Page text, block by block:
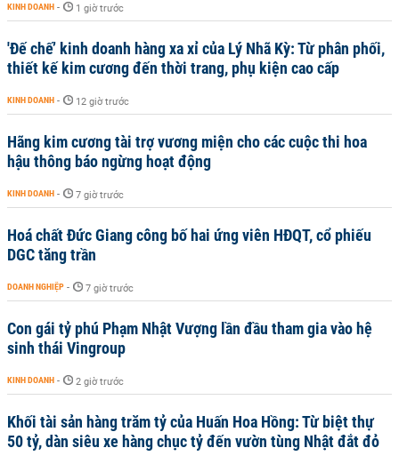
KINH DOANH - 1 giờ trước
'Đế chế’ kinh doanh hàng xa xỉ của Lý Nhã Kỳ: Từ phân phối,
thiết kế kim cương đến thời trang, phụ kiện cao cấp
KINH DOANH - 12 giờ trước
Hãng kim cương tài trợ vương miện cho các cuộc thi hoa
hậu thông báo ngừng hoạt động
KINH DOANH - 7 giờ trước
Hoá chất Đức Giang công bố hai ứng viên HĐQT, cổ phiếu
DGC tăng trần
DOANH NGHIỆP - 7 giờ trước
Con gái tỷ phú Phạm Nhật Vượng lần đầu tham gia vào hệ
sinh thái Vingroup
KINH DOANH - 2 giờ trước
Khối tài sản hàng trăm tỷ của Huấn Hoa Hồng: Từ biệt thự
50 tỷ, dàn siêu xe hàng chục tỷ đến vườn tùng Nhật đắt đỏ